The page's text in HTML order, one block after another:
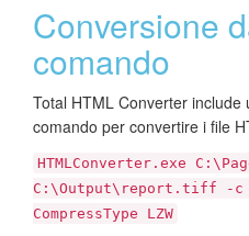
Conversione
comando
Total HTML Converter include
comando per convertire i file
HTMLConverter.exe
C:\Output\report.tiff -c
CompressType LZW